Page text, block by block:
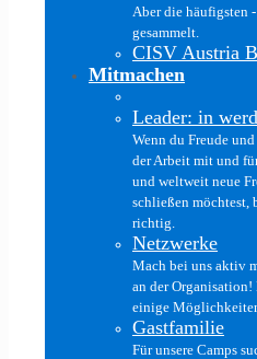
Aber die häufigsten
gesammelt.
CISV Austria
Mitmachen
Leader: in
Wenn du Freude
der Arbeit mit und
und weltweit neue
schließen möchtest,
richtig.
Netzwerke
Mach bei uns aktiv
an der
einige
Gastfamilie
Für unsere Camps